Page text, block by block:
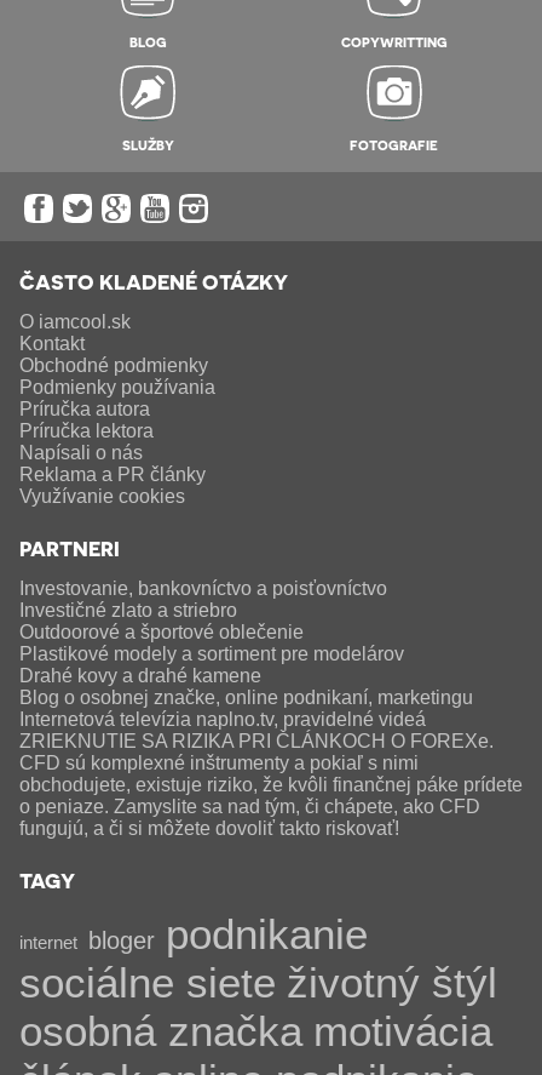
BLOG COPYWRITTING
SLUŽBY FOTOGRAFIE
ČASTO KLADENÉ OTÁZKY
O iamcool.sk
Kontakt
Obchodné podmienky
Podmienky používania
Príručka autora
Príručka lektora
Napísali o nás
Reklama a PR články
Využívanie cookies
PARTNERI
Investovanie, bankovníctvo a poisťovníctvo
Investičné zlato a striebro
Outdoorové a športové oblečenie
Plastikové modely a sortiment pre modelárov
Drahé kovy a drahé kamene
Blog o osobnej značke, online podnikaní, marketingu
Internetová televízia naplno.tv, pravidelné videá
ZRIEKNUTIE SA RIZIKA PRI ČLÁNKOCH O FOREXe.
CFD sú komplexné inštrumenty a pokiaľ s nimi
obchodujete, existuje riziko, že kvôli finančnej páke prídete
o peniaze. Zamyslite sa nad tým, či chápete, ako CFD
fungujú, a či si môžete dovoliť takto riskovať!
TAGY
internet bloger podnikanie
sociálne siete životný štýl
osobná značka motivácia